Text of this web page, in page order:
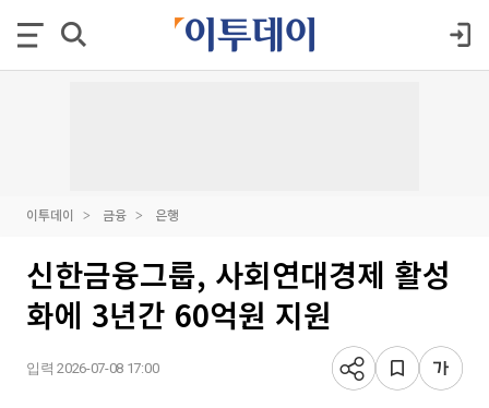
이투데이 금융 은행
신한금융그룹, 사회연대경제 활성
화에 3년간 60억원 지원
입력 2026-07-08 17:00